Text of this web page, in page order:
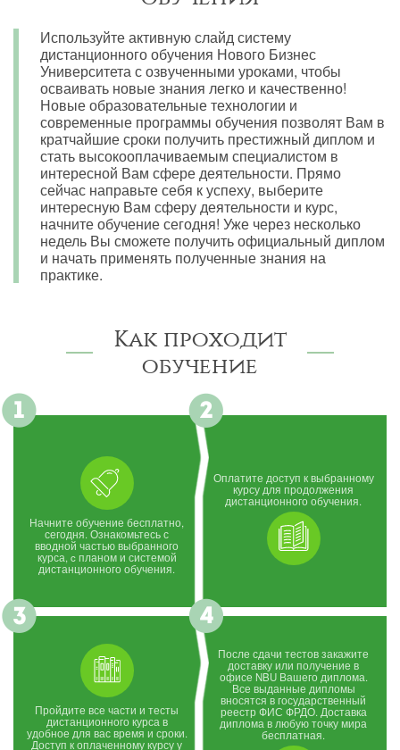
Используйте активную слайд систему
дистанционного обучения Нового Бизнес
Университета с озвученными уроками, чтобы
осваивать новые знания легко и качественно!
Новые образовательные технологии и
современные программы обучения позволят Вам в
кратчайшие сроки получить престижный диплом и
стать высокооплачиваемым специалистом в
интересной Вам сфере деятельности. Прямо
сейчас направьте себя к успеху, выберите
интересную Вам сферу деятельности и курс,
начните обучение сегодня! Уже через несколько
недель Вы сможете получить официальный диплом
и начать применять полученные знания на
практике.
Как проходит
обучение
Начните обучение бесплатно,
сегодня. Ознакомьтесь с
вводной частью выбранного
курса, c планом и системой
дистанционного обучения.
Оплатите доступ к выбранному
курсу для продолжения
дистанционного обучения.
Пройдите все части и тесты
дистанционного курса в
удобное для вас время и сроки.
Доступ к оплаченному курсу у
После сдачи тестов закажите
доставку или получение в
офисе NBU Вашего диплома.
Все выданные дипломы
вносятся в государственный
реестр ФИС ФРДО. Доставка
диплома в любую точку мира
бесплатная.